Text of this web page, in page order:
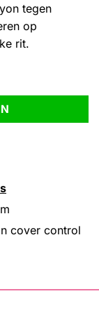
tegen
op
rit.
Nyon aantal
cover control